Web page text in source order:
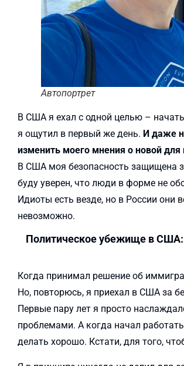
Автопортрет
В США я ехал с одной целью –
я ощутил в первый же день. И даже
изменить моего мнения о новой для
В США моя безопасность защищена
буду уверен, что люди в форме не
Идиоты есть везде, но в России они
невозможно.
Политическое убежище в США:
Когда принимал решение об
Но, повторюсь, я приехал в США за
Первые пару лет я просто
проблемами. А когда начал
делать хорошо. Кстати, для того,